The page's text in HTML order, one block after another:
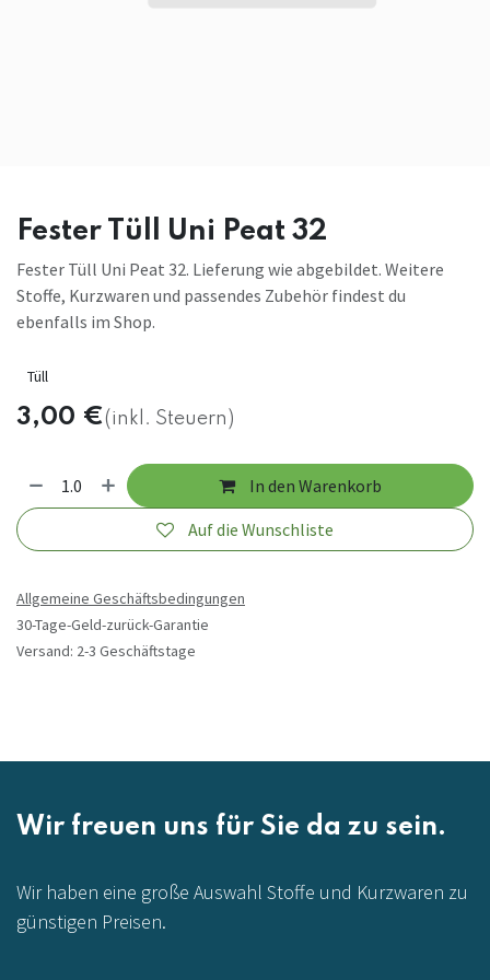
Fester Tüll Uni Peat 32
Fester Tüll Uni Peat 32. Lieferung wie abgebildet. Weitere
Stoffe, Kurzwaren und passendes Zubehör findest du
ebenfalls im Shop.
Tüll
3,00 €(inkl. Steuern)
In den Warenkorb
Auf die Wunschliste
Allgemeine Geschäftsbedingungen
30-Tage-Geld-zurück-Garantie
Versand: 2-3 Geschäftstage
Wir freuen uns für Sie da zu sein.
Wir haben eine große Auswahl Stoffe und Kurzwaren zu
günstigen Preisen.